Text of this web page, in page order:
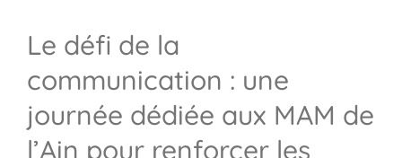
Le défi de la
communication : une
journée dédiée aux MAM de
l’Ain pour renforcer les